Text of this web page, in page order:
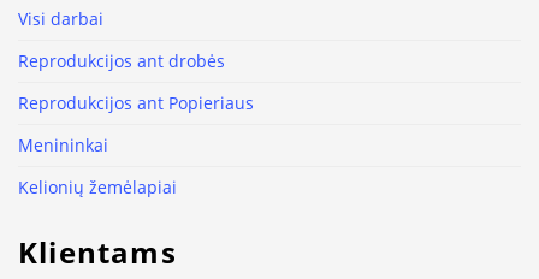
Visi darbai
Reprodukcijos ant drobės
Reprodukcijos ant Popieriaus
Menininkai
Kelionių žemėlapiai
Klientams